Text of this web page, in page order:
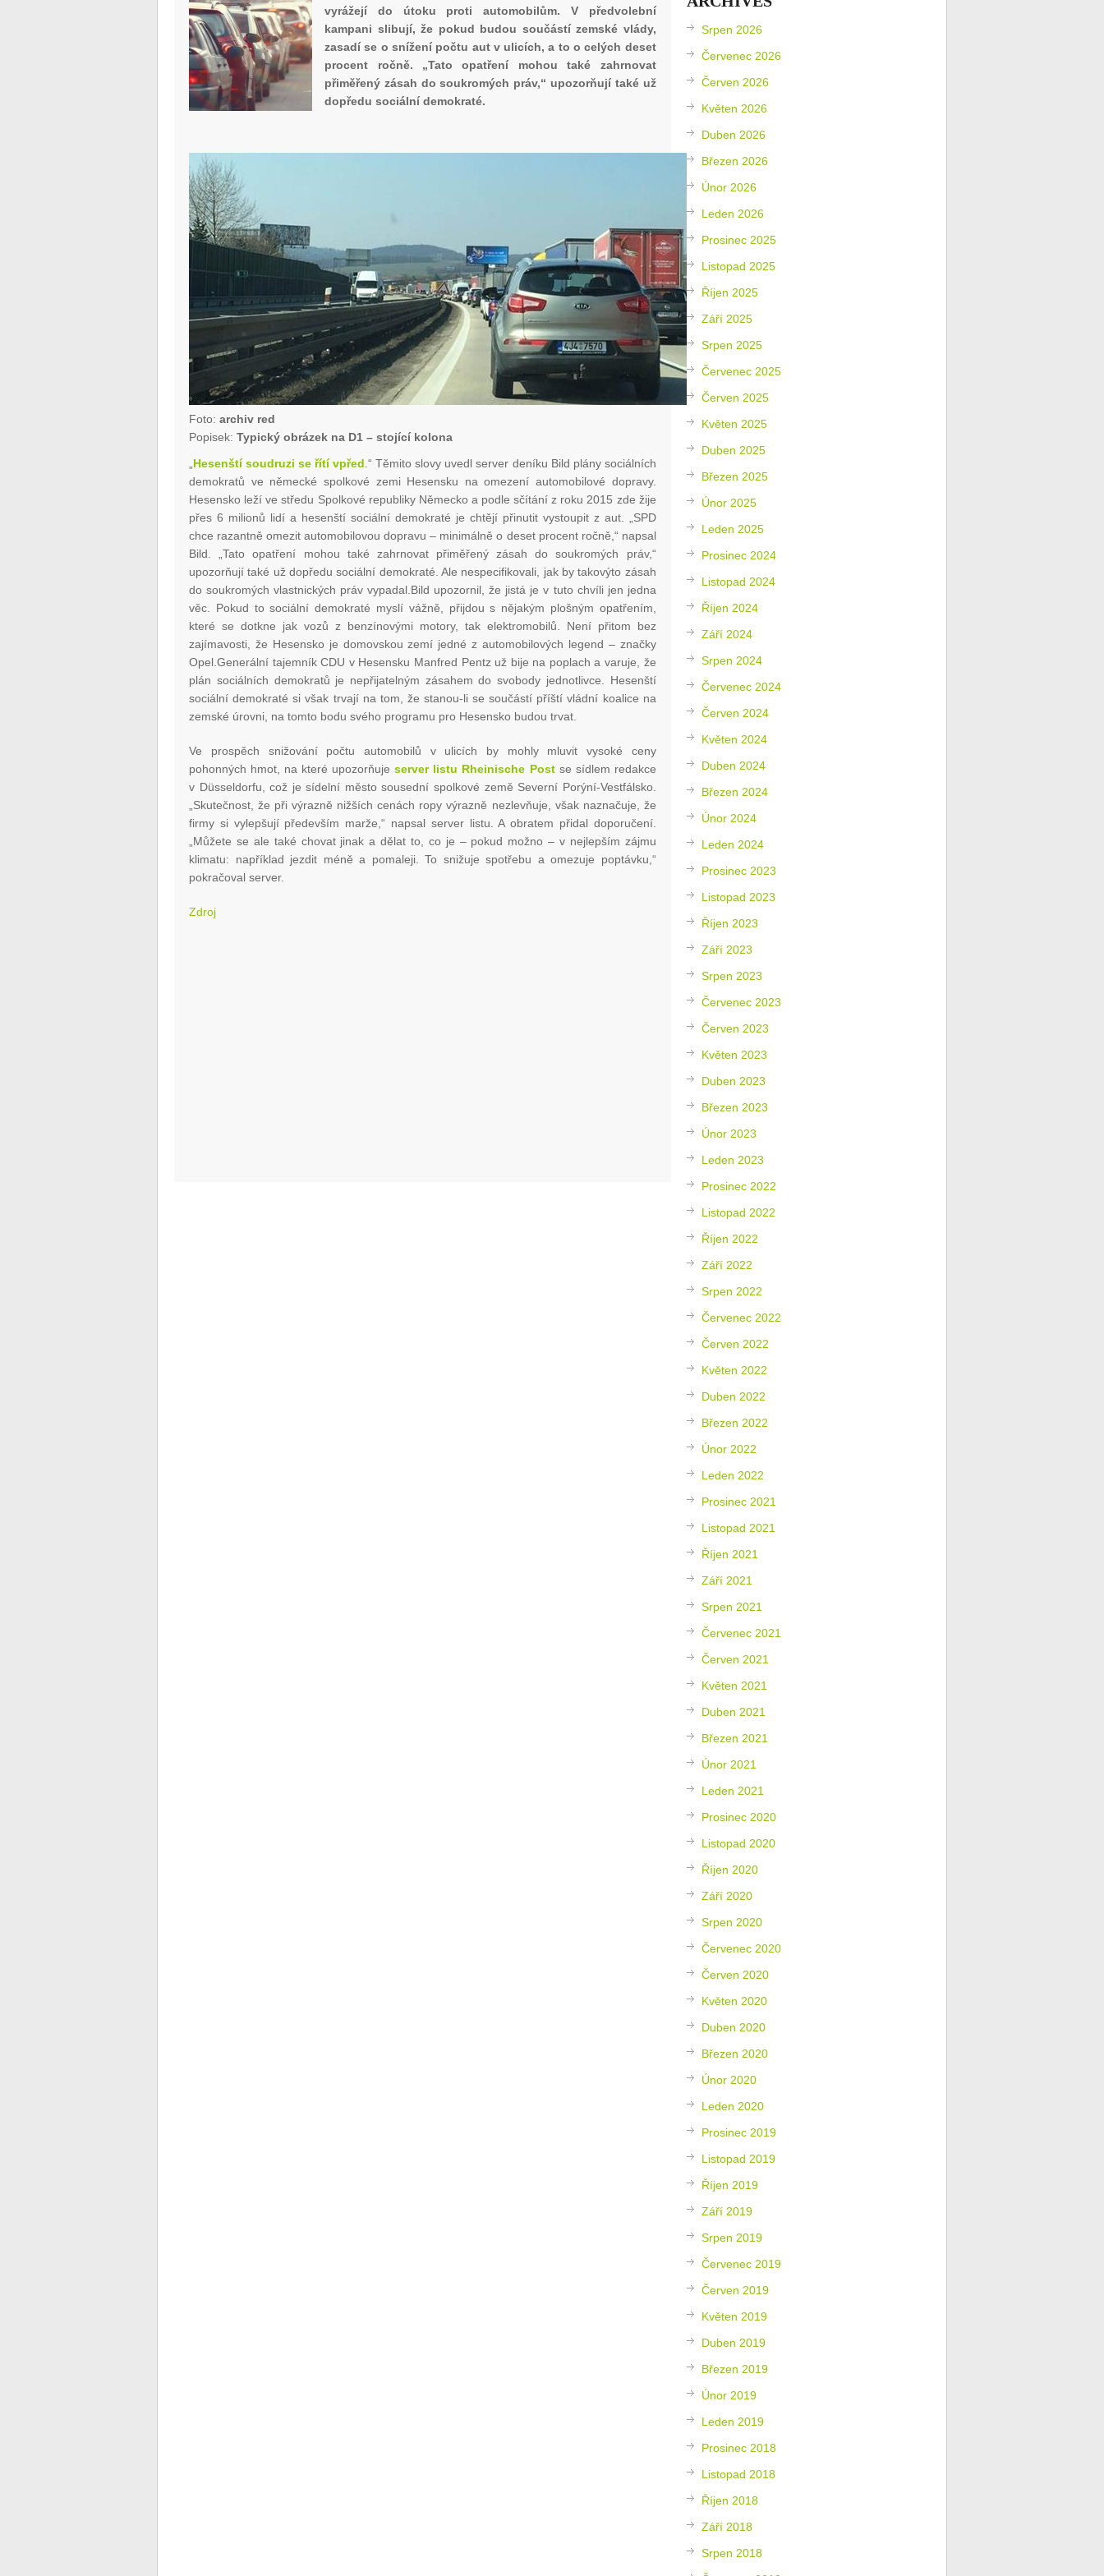
vyrážejí do útoku proti automobilům. V předvolební
kampani slibují, že pokud budou součástí zemské vlády,
zasadí se o snížení počtu aut v ulicích, a to o celých deset
procent ročně. „Tato opatření mohou také zahrnovat
přiměřený zásah do soukromých práv,“ upozorňují také už
dopředu sociální demokraté.
Foto:archiv red
Popisek:Typický obrázek na D1 – stojící kolona
Hesenští soudruzi se řítí vpřed .“ Těmito slovy uvedl server deníku Bild plány sociálních
demokratů ve německé spolkové zemi Hesensku na omezení automobilové dopravy.
Hesensko leží ve středu Spolkové republiky Německo a podle sčítání z roku 2015 zde žije
přes 6 milionů lidí a hesenští sociální demokraté je chtějí přinutit vystoupit z aut. „SPD
chce razantně omezit automobilovou dopravu – minimálně o deset procent ročně,“ napsal
Bild. „Tato opatření mohou také zahrnovat přiměřený zásah do soukromých práv,“
upozorňují také už dopředu sociální demokraté. Ale nespecifikovali, jak by takovýto zásah
do soukromých vlastnických práv vypadal.Bild upozornil, že jistá je v tuto chvíli jen jedna
věc. Pokud to sociální demokraté myslí vážně, přijdou s nějakým plošným opatřením,
které se dotkne jak vozů z benzínovými motory, tak elektromobilů. Není přitom bez
zajímavosti, že Hesensko je domovskou zemí jedné z automobilových legend – značky
Opel.Generální tajemník CDU v Hesensku Manfred Pentz už bije na poplach a varuje, že
plán sociálních demokratů je nepřijatelným zásahem do svobody jednotlivce. Hesenští
sociální demokraté si však trvají na tom, že stanou-li se součástí příští vládní koalice na
zemské úrovni, na tomto bodu svého programu pro Hesensko budou trvat.
Ve prospěch snižování počtu automobilů v ulicích by mohly mluvit vysoké ceny
pohonných hmot, na které upozorňujeserver listu Rheinische Postse sídlem redakce
v Düsseldorfu, což je sídelní město sousední spolkové země Severní Porýní-Vestfálsko.
„Skutečnost, že při výrazně nižších cenách ropy výrazně nezlevňuje, však naznačuje, že
firmy si vylepšují především marže,“ napsal server listu. A obratem přidal doporučení.
„Můžete se ale také chovat jinak a dělat to, co je – pokud možno – v nejlepším zájmu
klimatu: například jezdit méně a pomaleji. To snižuje spotřebu a omezuje poptávku,“
pokračoval server.
Zdroj
Srpen 2026
Červenec 2026
Červen 2026
Květen 2026
Duben 2026
Březen 2026
Únor 2026
Leden 2026
Prosinec 2025
Listopad 2025
Říjen 2025
Září 2025
Srpen 2025
Červenec 2025
Červen 2025
Květen 2025
Duben 2025
Březen 2025
Únor 2025
Leden 2025
Prosinec 2024
Listopad 2024
Říjen 2024
Září 2024
Srpen 2024
Červenec 2024
Červen 2024
Květen 2024
Duben 2024
Březen 2024
Únor 2024
Leden 2024
Prosinec 2023
Listopad 2023
Říjen 2023
Září 2023
Srpen 2023
Červenec 2023
Červen 2023
Květen 2023
Duben 2023
Březen 2023
Únor 2023
Leden 2023
Prosinec 2022
Listopad 2022
Říjen 2022
Září 2022
Srpen 2022
Červenec 2022
Červen 2022
Květen 2022
Duben 2022
Březen 2022
Únor 2022
Leden 2022
Prosinec 2021
Listopad 2021
Říjen 2021
Září 2021
Srpen 2021
Červenec 2021
Červen 2021
Květen 2021
Duben 2021
Březen 2021
Únor 2021
Leden 2021
Prosinec 2020
Listopad 2020
Říjen 2020
Září 2020
Srpen 2020
Červenec 2020
Červen 2020
Květen 2020
Duben 2020
Březen 2020
Únor 2020
Leden 2020
Prosinec 2019
Listopad 2019
Říjen 2019
Září 2019
Srpen 2019
Červenec 2019
Červen 2019
Květen 2019
Duben 2019
Březen 2019
Únor 2019
Leden 2019
Prosinec 2018
Listopad 2018
Říjen 2018
Září 2018
Srpen 2018